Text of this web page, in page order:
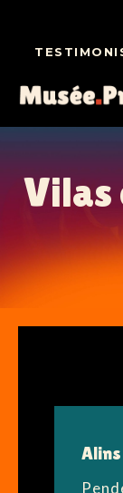
Vilas
Alins